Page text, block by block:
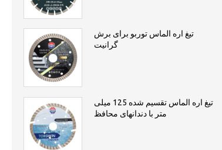
تیغ اره الماس توربو برای برش
گرانیت
تیغ اره الماس تقسیم شده 125 میلی
متر با دندانهای محافظ